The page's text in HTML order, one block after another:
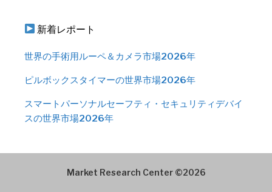
新着レポート
世界の手術用ルーペ＆カメラ市場2026年
ピルボックスタイマーの世界市場2026年
スマートパーソナルセーフティ・セキュリティデバイ
スの世界市場2026年
Market Research Center ©2026